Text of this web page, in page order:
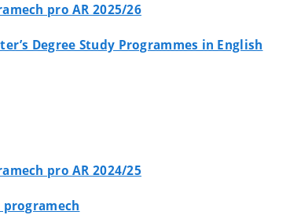
pro AR 2025/26
Degree Study Programmes in English
pro AR 2024/25